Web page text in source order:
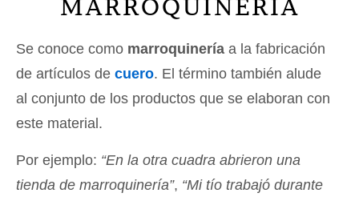
MARROQUINERÍA
Se conoce como marroquinería a la fabricación
de artículos de cuero. El término también alude
al conjunto de los productos que se elaboran con
este material.
Por ejemplo: “En la otra cuadra abrieron una
tienda de marroquinería”, “Mi tío trabajó durante